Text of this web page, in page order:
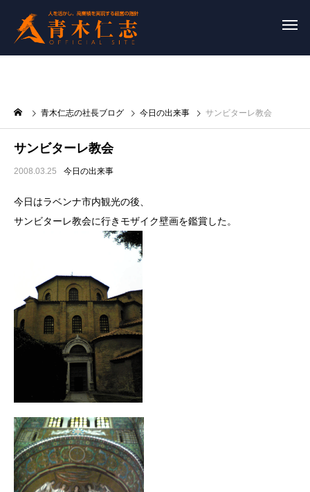
青木仁志の社長ブログ 今日の出来事 サンビターレ教会
サンビターレ教会
2008.03.25 今日の出来事
今日はラベンナ市内観光の後、
サンビターレ教会に行きモザイク壁画を鑑賞した。